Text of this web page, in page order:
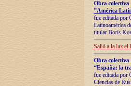
Obra colectiva
”América
fue editada por
Latinoamérica
titular Boris
Salió a la luz el
Obra colectiva
“España: la
fue editada por
Ciencias de